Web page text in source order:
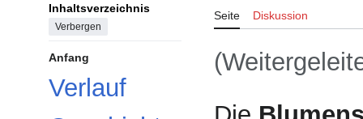
Inhaltsverzeichnis
Verbergen
Anfang
Verlauf
Seite Diskussion